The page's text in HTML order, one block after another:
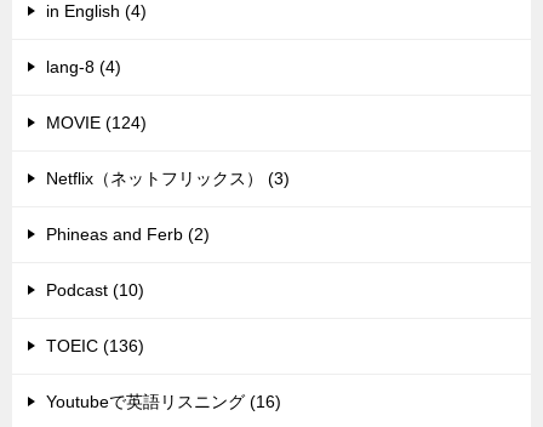
in English (4)
lang-8 (4)
MOVIE (124)
Netflix（ネットフリックス） (3)
Phineas and Ferb (2)
Podcast (10)
TOEIC (136)
Youtubeで英語リスニング (16)